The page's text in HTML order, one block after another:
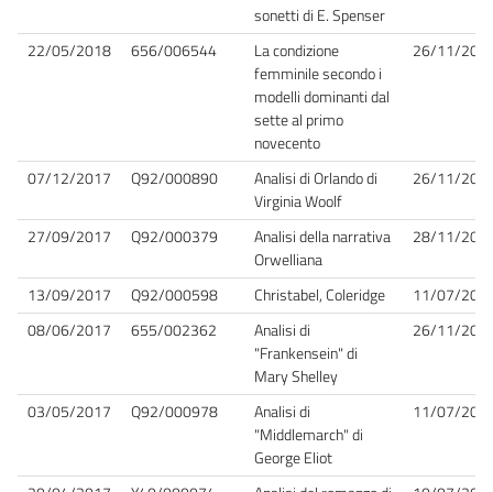
sonetti di E. Spenser
22/05/2018 656/006544
La condizione
femminile secondo i
modelli dominanti dal
sette al primo
novecento
26/11/
07/12/2017 Q92/000890
Analisi di Orlando di
Virginia Woolf
26/11/
27/09/2017 Q92/000379
Analisi della narrativa
Orwelliana
28/11/
13/09/2017 Q92/000598 Christabel, Coleridge
11/07/
08/06/2017
655/002362
Analisi di
"Frankensein" di
Mary Shelley
26/11/
03/05/2017 Q92/000978
Analisi di
"Middlemarch" di
George Eliot
11/07/